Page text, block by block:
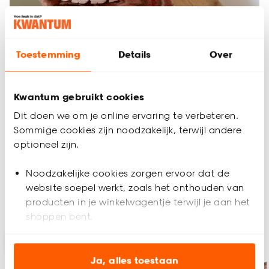
Toestemming Details Over
Kwantum gebruikt cookies
Dit doen we om je online ervaring te verbeteren.
Sommige cookies zijn noodzakelijk, terwijl andere
optioneel zijn.
Noodzakelijke cookies zorgen ervoor dat de
website soepel werkt, zoals het onthouden van
producten in je winkelwagentje terwijl je aan het
shoppen bent.
Analytische cookies (optioneel) helpen ons de
website te verbeteren voor jou en al onze andere
Ja, alles toestaan
Kleurrijk wonen gaat verder dan alleen kleur. Door
Combineer bijvoorbeeld:
grafische prints met organische vormen
retro patronen met moderne meubels
Shop de look